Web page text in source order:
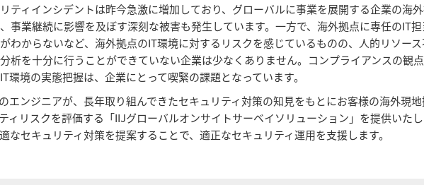
ティインシデントは昨今急激に増加しており、グローバルに事業を展開する企業の海
事業継続に影響を及ぼす深刻な被害も発生しています。一方で、海外拠点に専任のIT
わからないなど、海外拠点のIT環境に対するリスクを感じているものの、人的リソー
析を十分に行うことができていない企業は少なくありません。コンプライアンスの観
環境の実態把握は、企業にとって喫緊の課題となっています。
エンジニアが、長年取り組んできたセキュリティ対策の知見をもとにお客様の海外現
ィリスクを評価する「IIJグローバルオンサイトサーベイソリューション」を提供いた
なセキュリティ対策を提案することで、適正なセキュリティ運用を支援します。